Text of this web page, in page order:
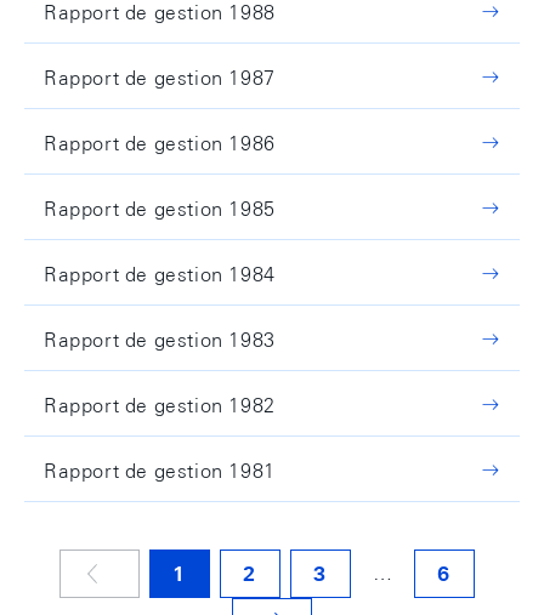
Rapport de gestion 1988
Rapport de gestion 1987
Rapport de gestion 1986
Rapport de gestion 1985
Rapport de gestion 1984
Rapport de gestion 1983
Rapport de gestion 1982
Rapport de gestion 1981
1 2 3 … 6